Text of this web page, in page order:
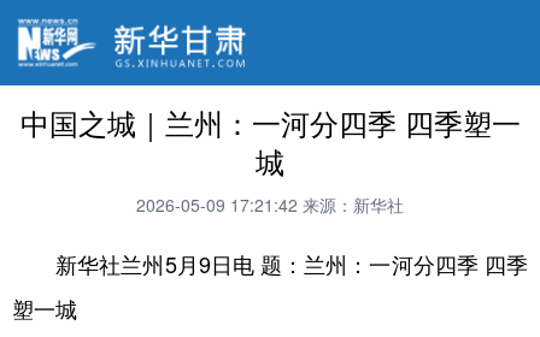
中国之城｜兰州：一河分四季 四季塑一
城
2026-05-09 17:21:42 来源：新华社
新华社兰州5月9日电 题：兰州：一河分四季 四季
塑一城